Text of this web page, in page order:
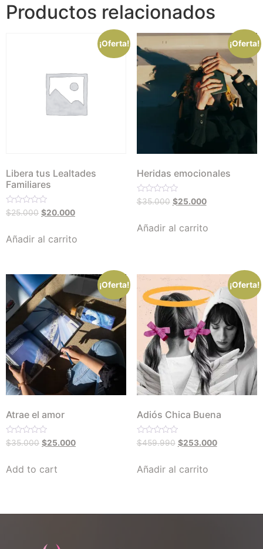
Productos relacionados
¡Oferta!
Libera tus Lealtades
Familiares
Valorado
con
5
$25.000 $20.000
Añadir al carrito
¡Oferta!
Heridas emocionales
Valorado
con
5
$35.000 $25.000
Añadir al carrito
¡Oferta!
Atrae el amor
Valorado
con
5
$35.000 $25.000
Add to cart
¡Oferta!
Adiós Chica Buena
Valorado
con
5
$459.990 $253.000
Añadir al carrito